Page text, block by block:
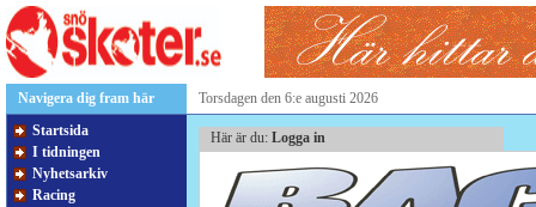
Navigera dig fram här
Torsdagen den 6:e augusti 2026
Startsida
I tidningen
Nyhetsarkiv
Racing
Här är du: Logga in